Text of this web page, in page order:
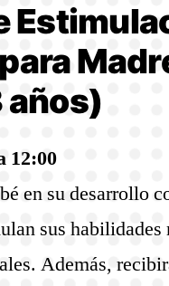
12:00
en su desarrollo
sus habilidades
Además,